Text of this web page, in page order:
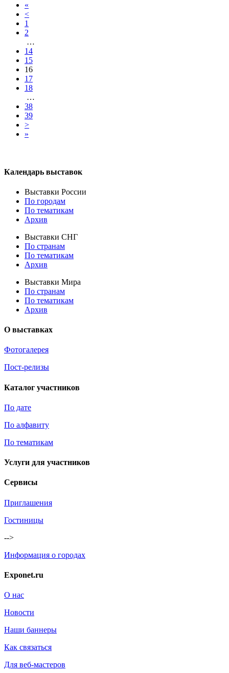
«
<
1
2
…
14
15
16
17
18
…
38
39
>
»
Календарь выставок
Выставки России
По городам
По тематикам
Архив
Выставки СНГ
По странам
По тематикам
Архив
Выставки Мира
По странам
По тематикам
Архив
О выставках
Фотогалерея
Пост-релизы
Каталог участников
По дате
По алфавиту
По тематикам
Услуги для участников
Сервисы
Приглашения
Гостиницы
-->
Информация о городах
Exponet.ru
О нас
Новости
Наши баннеры
Как связаться
Для веб-мастеров